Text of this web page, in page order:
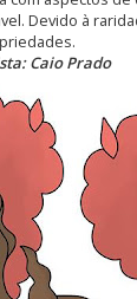
. Devido à
Caio Prado